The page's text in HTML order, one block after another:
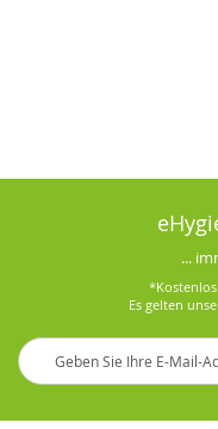
...
Es gelten
Melden
Sie
sich